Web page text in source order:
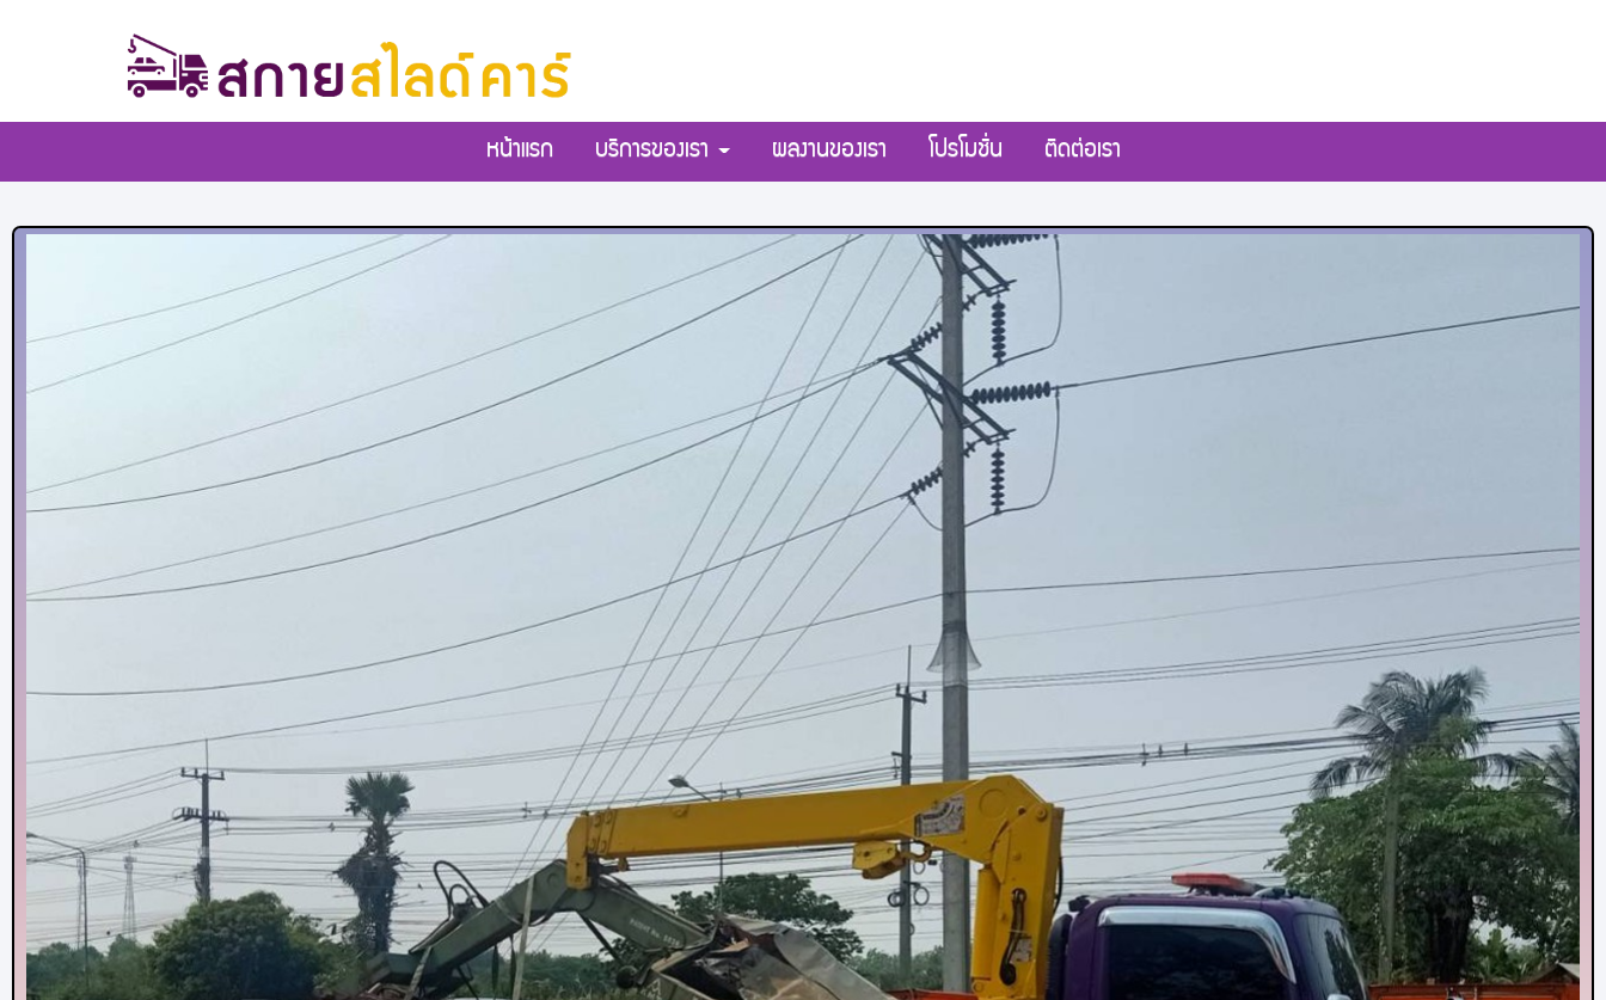
หน้าแรก บริการของเรา ผลงานของเรา โปรโมชั่น ติดต่อเรา